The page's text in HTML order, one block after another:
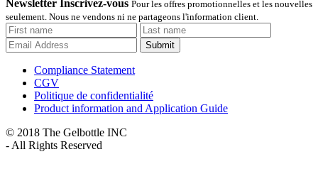
Newsletter Inscrivez-vous Pour les offres promotionnelles et les nouvelles
seulement. Nous ne vendons ni ne partageons l'information client.
Submit
Compliance Statement
CGV
Politique de confidentialité
Product information and Application Guide
© 2018 The Gelbottle INC
- All Rights Reserved